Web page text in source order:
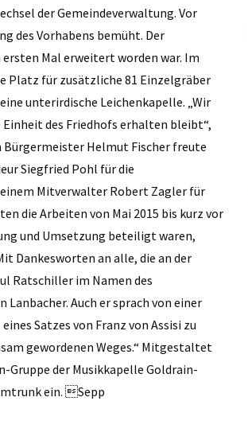
der Gemeindeverwaltung. Vor
des Vorhabens bemüht. Der
Mal erweitert worden war. Im
Platz für zusätzliche 81 Einzelgräber
unterirdische Leichenkapelle. „Wir
Einheit des Friedhofs erhalten bleibt“,
Bürgermeister Helmut Fischer freute
Siegfried Pohl für die
Mitverwalter Robert Zagler für
die Arbeiten von Mai 2015 bis kurz vor
und Umsetzung beteiligt waren,
Dankes­worten an alle, die an der
Ratschiller im Namen des
Auch er sprach von einer
­Satzes von Franz von Assisi zu
gewordenen Weges.“ Mitgestaltet
Gruppe der Musikkapelle Goldrain-
ein. Sepp